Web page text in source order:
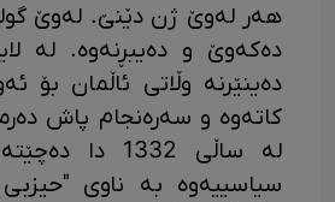
هه‌ر له‌وێ ژن دێنێ. له‌وێ
ده‌که‌وێ و ده‌یبڕنە‌وه‌. له‌
ده‌ینێرنه‌ وڵاتی ئاڵمان بۆ
کاته‌وه‌ و سه‌ره‌نجام پاش
له‌ ساڵی 1332
سیاسییه‌وه‌ به‌ ناوی